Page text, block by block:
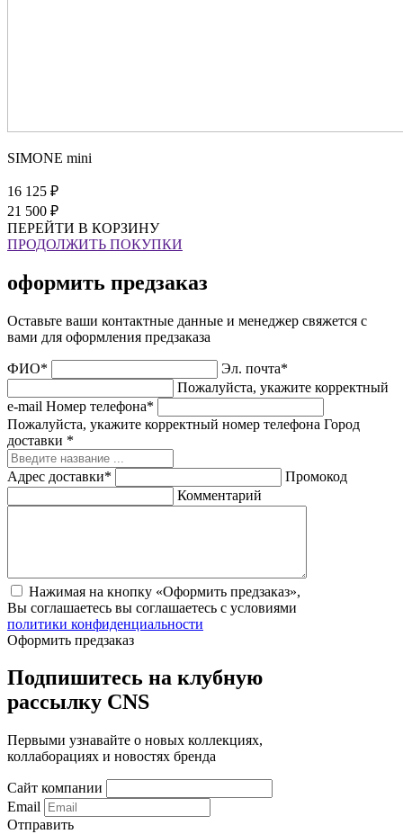
SIMONE mini
16 125 ₽
21 500 ₽
ПЕРЕЙТИ В КОРЗИНУ
ПРОДОЛЖИТЬ ПОКУПКИ
оформить предзаказ
Оставьте ваши контактные данные и менеджер свяжется с
вами для оформления предзаказа
ФИО*
Эл. почта*
Пожалуйста, укажите корректный
e-mail Номер телефона*
Пожалуйста, укажите корректный номер телефона Город
доставки *
Адрес доставки*
Промокод
Комментарий
Нажимая на кнопку «Оформить предзаказ»,
Вы соглашаетесь вы соглашаетесь с условиями
политики конфиденциальности
Оформить предзаказ
Подпишитесь на клубную
рассылку CNS
Первыми узнавайте о новых коллекциях,
коллаборациях и новостях бренда
Сайт компании
Email
Отправить